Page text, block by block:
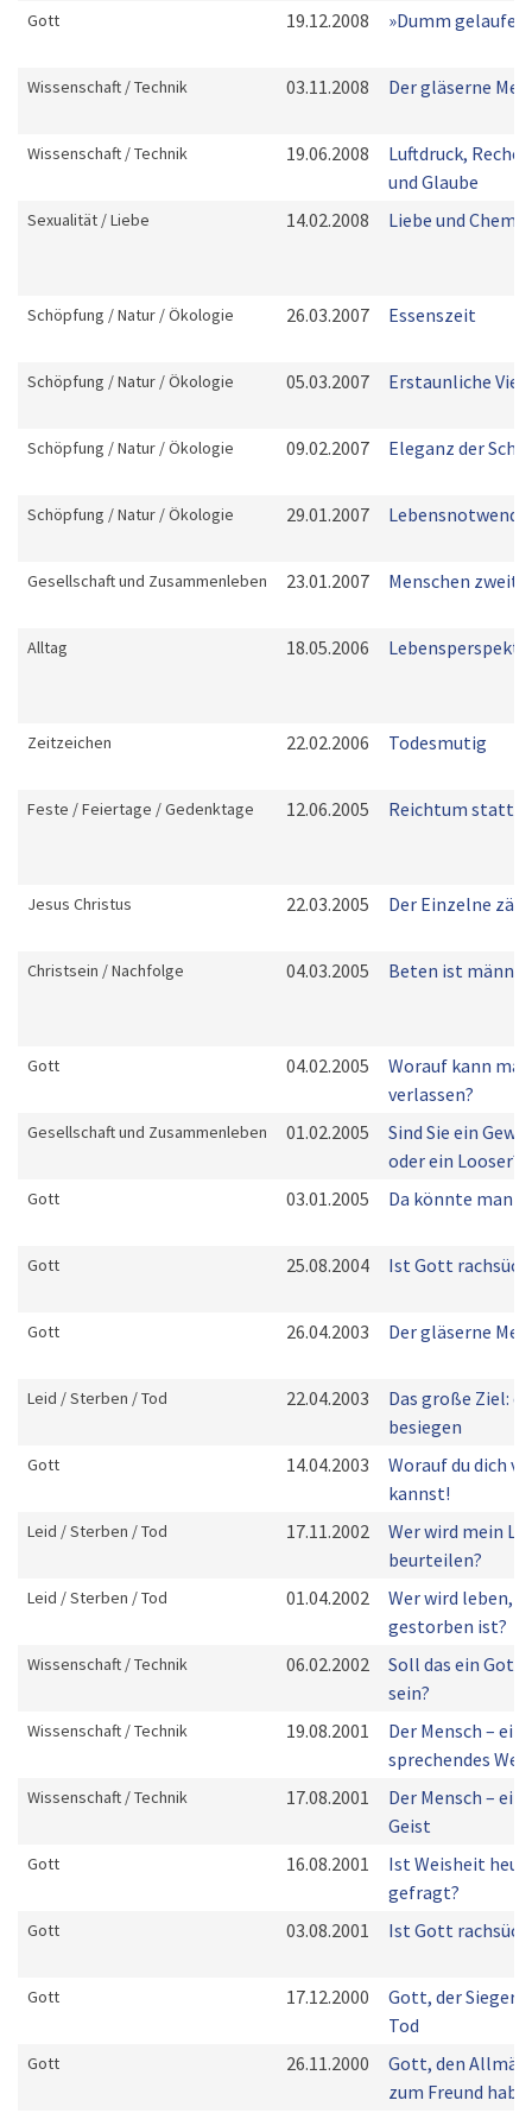
Gott 19.12.2008 »Dumm
Wissenschaft / Technik 03.11.2008 Der gläserne
Wissenschaft / Technik 19.06.2008
Luftdruck,
und Glaube
Sexualität / Liebe 14.02.2008 Liebe und Chemie
Schöpfung / Natur / Ökologie 26.03.2007 Essenszeit
Schöpfung / Natur / Ökologie 05.03.2007 Erstaunliche
Schöpfung / Natur / Ökologie 09.02.2007 Eleganz der
Schöpfung / Natur / Ökologie 29.01.2007
Gesellschaft und Zusammenleben 23.01.2007 Menschen
Alltag 18.05.2006
Zeitzeichen 22.02.2006 Todesmutig
Feste / Feiertage / Gedenktage 12.06.2005 Reichtum statt
Jesus Christus 22.03.2005 Der Einzelne
Christsein / Nachfolge 04.03.2005 Beten ist
Gott 04.02.2005
Worauf kann
verlassen?
Gesellschaft und Zusammenleben 01.02.2005
Sind Sie ein
oder ein Looser?
Gott 03.01.2005 Da könnte man
Gott 25.08.2004 Ist Gott
Gott 26.04.2003 Der gläserne
Leid / Sterben / Tod 22.04.2003
Das große Ziel:
besiegen
Gott 14.04.2003
Worauf du dich
kannst!
Leid / Sterben / Tod 17.11.2002
Wer wird mein
beurteilen?
Leid / Sterben / Tod 01.04.2002
Wer wird leben,
gestorben ist?
Wissenschaft / Technik 06.02.2002
Soll das ein Gott
sein?
Wissenschaft / Technik 19.08.2001
Der Mensch – ein
sprechendes
Wissenschaft / Technik 17.08.2001
Der Mensch –
Geist
Gott 16.08.2001
Ist Weisheit
gefragt?
Gott 03.08.2001 Ist Gott
Gott 17.12.2000
Gott, der Sieger
Tod
Gott 26.11.2000
Gott, den
zum Freund